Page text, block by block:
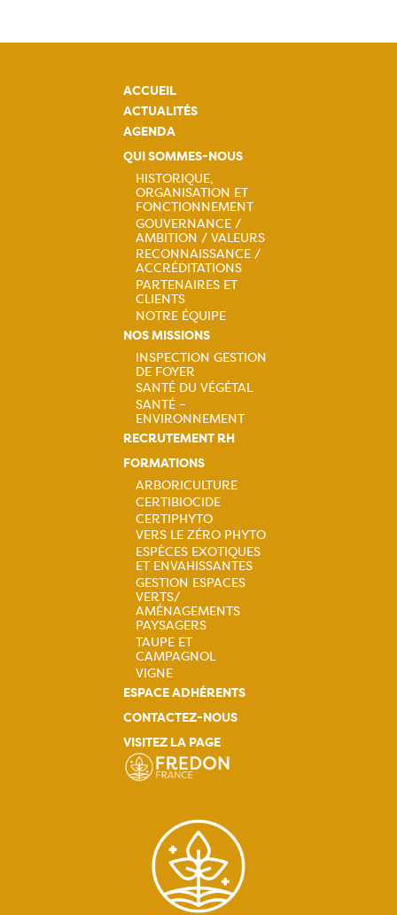
ACCUEIL
ACTUALITÉS
AGENDA
QUI SOMMES-NOUS
Navigation
principale
HISTORIQUE,
ORGANISATION ET
FONCTIONNEMENT
GOUVERNANCE /
AMBITION / VALEURS
RECONNAISSANCE /
ACCRÉDITATIONS
PARTENAIRES ET
CLIENTS
NOTRE ÉQUIPE
NOS MISSIONS
Navigation
principale
INSPECTION GESTION
DE FOYER
SANTÉ DU VÉGÉTAL
SANTÉ –
ENVIRONNEMENT
RECRUTEMENT RH
FORMATIONS
Navigation
principale
ARBORICULTURE
CERTIBIOCIDE
CERTIPHYTO
VERS LE ZÉRO PHYTO
ESPÈCES EXOTIQUES
ET ENVAHISSANTES
GESTION ESPACES
VERTS/
AMÉNAGEMENTS
PAYSAGERS
TAUPE ET
CAMPAGNOL
VIGNE
ESPACE ADHÉRENTS
CONTACTEZ-NOUS
VISITEZ LA PAGE